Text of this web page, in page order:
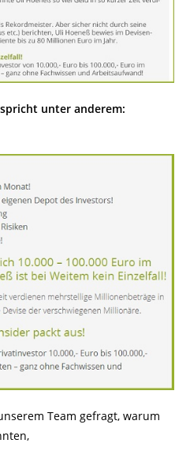
unter anderem:
Team gefragt, warum